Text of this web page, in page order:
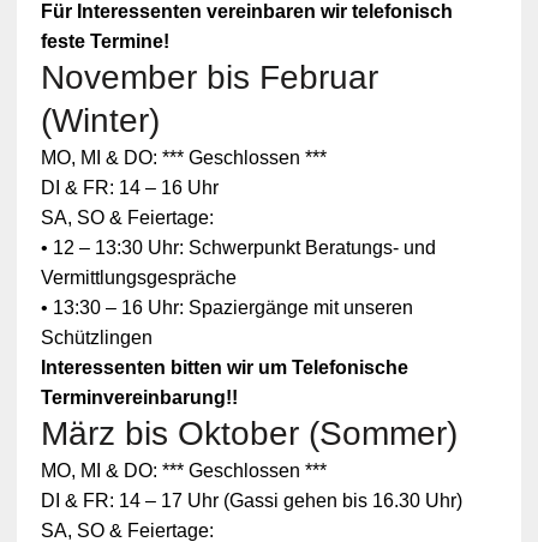
Für Interessenten vereinbaren wir telefonisch
feste Termine!
November bis Februar
(Winter)
MO, MI & DO: *** Geschlossen ***
DI & FR: 14 – 16 Uhr
SA, SO & Feiertage:
• 12 – 13:30 Uhr: Schwerpunkt Beratungs- und
Vermittlungsgespräche
• 13:30 – 16 Uhr: Spaziergänge mit unseren
Schützlingen
Interessenten bitten wir um Telefonische
Terminvereinbarung!!
März bis Oktober (Sommer)
MO, MI & DO: *** Geschlossen ***
DI & FR: 14 – 17 Uhr (Gassi gehen bis 16.30 Uhr)
SA, SO & Feiertage: